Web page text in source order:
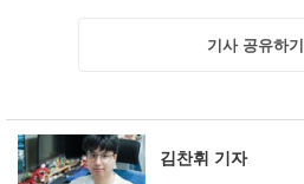
기사 공유하기
김찬휘 기자